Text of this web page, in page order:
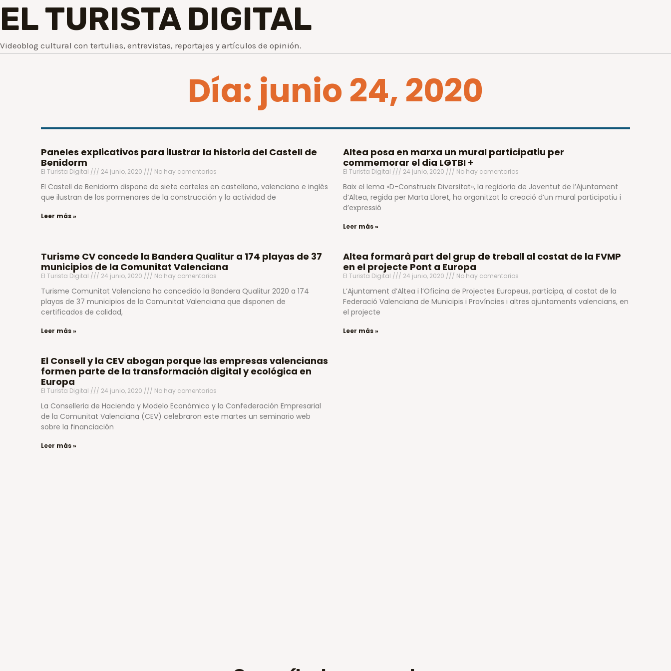
EL TURISTA DIGITAL
Videoblog cultural con tertulias, entrevistas, reportajes y artículos de opinión.
Día: junio 24, 2020
Paneles explicativos para ilustrar la historia del Castell de
Benidorm
El Turista Digital 24 junio, 2020 No hay comentarios
El Castell de Benidorm dispone de siete carteles en castellano, valenciano e inglés
que ilustran de los pormenores de la construcción y la actividad de
Leer más »
Altea posa en marxa un mural participatiu per
commemorar el dia LGTBI +
El Turista Digital 24 junio, 2020 No hay comentarios
Baix el lema «D-Construeix Diversitat», la regidoria de Joventut de l’Ajuntament
d’Altea, regida per Marta Lloret, ha organitzat la creació d’un mural participatiu i
d’expressió
Leer más »
Turisme CV concede la Bandera Qualitur a 174 playas de 37
municipios de la Comunitat Valenciana
El Turista Digital 24 junio, 2020 No hay comentarios
Turisme Comunitat Valenciana ha concedido la Bandera Qualitur 2020 a 174
playas de 37 municipios de la Comunitat Valenciana que disponen de
certificados de calidad,
Leer más »
Altea formarà part del grup de treball al costat de la FVMP
en el projecte Pont a Europa
El Turista Digital 24 junio, 2020 No hay comentarios
L’Ajuntament d’Altea i l’Oficina de Projectes Europeus, participa, al costat de la
Federació Valenciana de Municipis i Províncies i altres ajuntaments valencians, en
el projecte
Leer más »
El Consell y la CEV abogan porque las empresas valencianas
formen parte de la transformación digital y ecológica en
Europa
El Turista Digital 24 junio, 2020 No hay comentarios
La Conselleria de Hacienda y Modelo Económico y la Confederación Empresarial
de la Comunitat Valenciana (CEV) celebraron este martes un seminario web
sobre la financiación
Leer más »